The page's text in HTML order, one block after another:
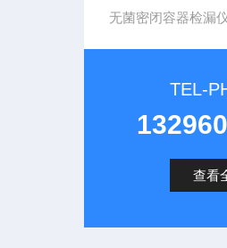
无菌密闭容器检漏
TEL-
查看